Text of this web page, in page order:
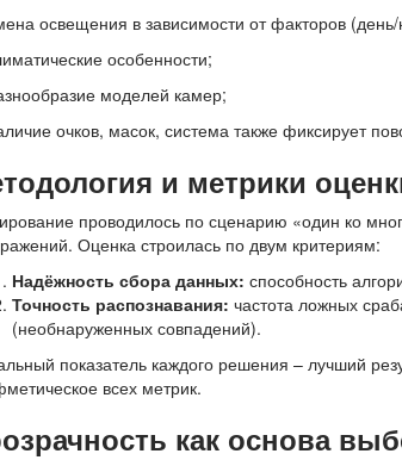
освещения в зависимости от факторов (день/
особенности;
моделей камер;
очков, масок, система также фиксирует
и метрики
проводилось по сценарию «один ко
Оценка строилась по двум критериям:
Надёжность сбора данных: способность
Точность распознавания: частота ложных
(необнаруженных совпадений).
показатель каждого решения – лучший
всех метрик.
как основа